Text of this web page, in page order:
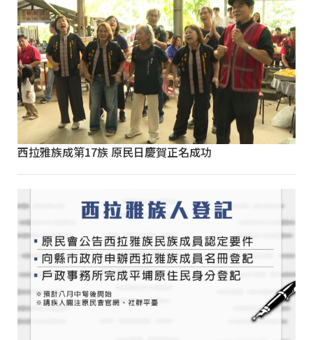
西拉雅族成第17族 原民日慶賀正名成功